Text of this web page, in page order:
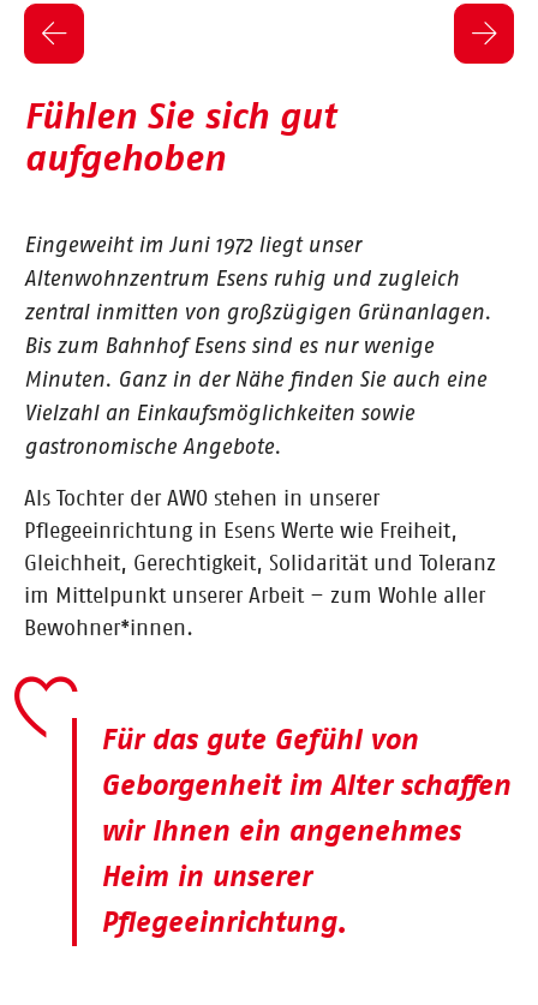
Fühlen Sie sich gut
aufgehoben
Eingeweiht im Juni 1972 liegt unser
Altenwohnzentrum Esens ruhig und zugleich
zentral inmitten von großzügigen Grünanlagen.
Bis zum Bahnhof Esens sind es nur wenige
Minuten. Ganz in der Nähe finden Sie auch eine
Vielzahl an Einkaufsmöglichkeiten sowie
gastronomische Angebote.
Als Tochter der AWO stehen in unserer
Pflegeeinrichtung in Esens Werte wie Freiheit,
Gleichheit, Gerechtigkeit, Solidarität und Toleranz
im Mittelpunkt unserer Arbeit – zum Wohle aller
Bewohner*innen.
Für das gute Gefühl von
Geborgenheit im Alter schaffen
wir Ihnen ein angenehmes
Heim in unserer
Pflegeeinrichtung.